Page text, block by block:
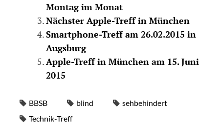
Montag im Monat
Nächster Apple-Treff in München
Smartphone-Treff am 26.02.2015 in
Augsburg
Apple-Treff in München am 15. Juni
2015
BBSB blind
sehbehindert
Technik-Treff